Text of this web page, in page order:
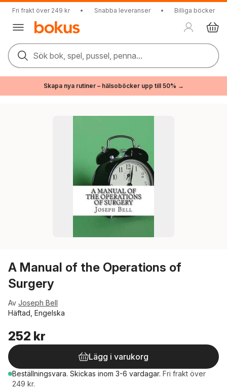
Fri frakt över 249 kr • Snabba leveranser • Billiga böcker
Sök bok, spel, pussel, penna...
Skapa nya rutiner – hälsoböcker upp till 50% →
A Manual of the Operations of
Surgery
Av Joseph Bell
Häftad, Engelska
252 kr
Lägg i varukorg
Beställningsvara. Skickas inom 3-6 vardagar. Fri frakt över
249 kr.